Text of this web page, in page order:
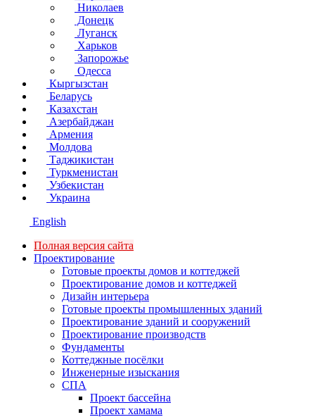
Николаев
Донецк
Луганск
Харьков
Запорожье
Одесса
Кыргызстан
Беларусь
Казахстан
Азербайджан
Армения
Молдова
Таджикистан
Туркменистан
Узбекистан
Украина
English
Полная версия сайта
Проектирование
Готовые проекты домов и коттеджей
Проектирование домов и коттеджей
Дизайн интерьера
Готовые проекты промышленных зданий
Проектирование зданий и сооружений
Проектирование производств
Фундаменты
Коттеджные посёлки
Инженерные изыскания
СПА
Проект бассейна
Проект хамама